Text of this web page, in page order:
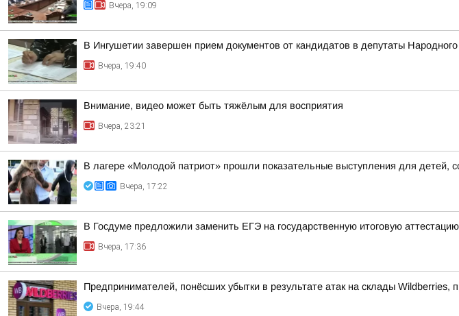
Вчера, 19:09
В Ингушетии завершен прием документов от кандидатов в депутаты
Вчера, 19:40
Внимание, видео может быть тяжёлым для восприятия
Вчера, 23:21
В лагере «Молодой патриот» прошли показательные выступления для детей,
Вчера, 17:22
В Госдуме предложили заменить ЕГЭ на государственную итоговую аттестацию
Вчера, 17:36
Предпринимателей, понёсших убытки в результате атак на склады
Вчера, 19:44